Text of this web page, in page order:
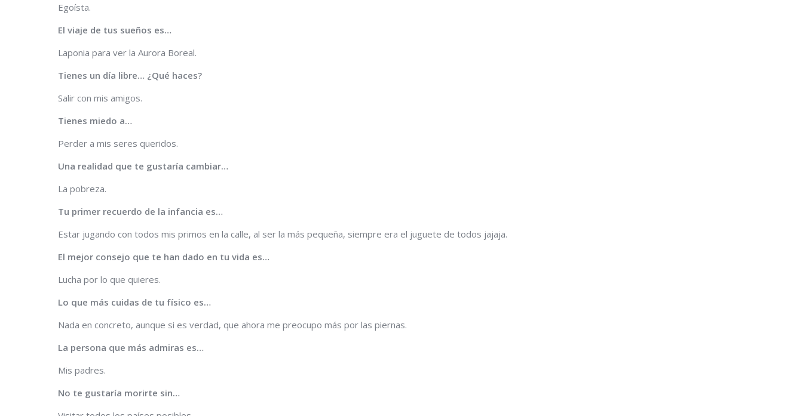
Egoísta.
El viaje de tus sueños es…
Laponia para ver la Aurora Boreal.
Tienes un día libre… ¿Qué haces?
Salir con mis amigos.
Tienes miedo a…
Perder a mis seres queridos.
Una realidad que te gustaría cambiar…
La pobreza.
Tu primer recuerdo de la infancia es…
Estar jugando con todos mis primos en la calle, al ser la más pequeña, siempre era el juguete de todos jajaja.
El mejor consejo que te han dado en tu vida es…
Lucha por lo que quieres.
Lo que más cuidas de tu físico es…
Nada en concreto, aunque si es verdad, que ahora me preocupo más por las piernas.
La persona que más admiras es…
Mis padres.
No te gustaría morirte sin…